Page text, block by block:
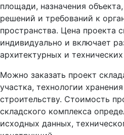
площади, назначения
решений и требований к
пространства. Цена проекта
индивидуально и включает
архитектурных и
Можно заказать проект
участка, технологии
строительству. Стоимость
складского комплекса
исходных данных,